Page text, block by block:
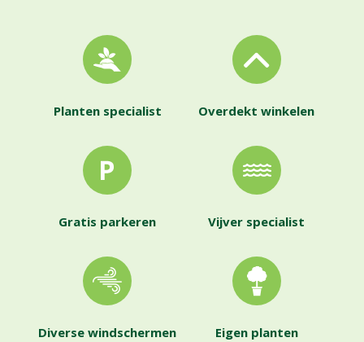
Planten specialist Overdekt winkelen
Gratis parkeren Vijver specialist
Diverse windschermen Eigen planten